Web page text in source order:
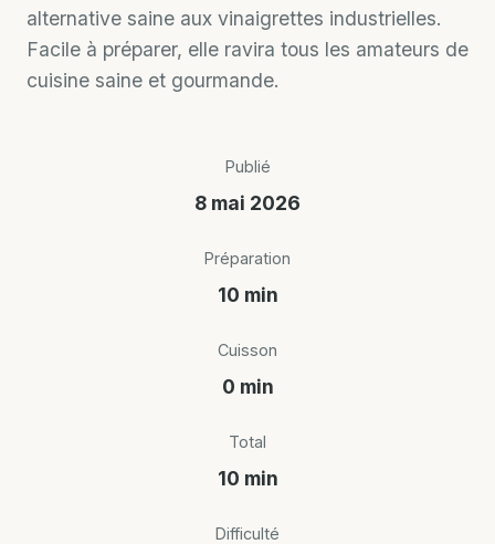
alternative saine aux vinaigrettes industrielles.
Facile à préparer, elle ravira tous les amateurs de
cuisine saine et gourmande.
Publié
8 mai 2026
Préparation
10 min
Cuisson
0 min
Total
10 min
Difficulté